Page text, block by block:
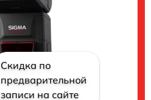
Скидка по
предварительной
записи на сайте